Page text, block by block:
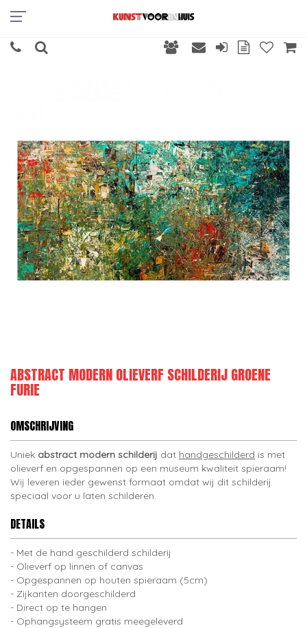
ABSTRACT MODERN OLIEVERF SCHILDERIJ GROENE
FURIE
OMSCHRIJVING
Uniek abstract modern schilderij dat handgeschilderd is met
olieverf en opgespannen op een museum kwaliteit spieraam!
Wij leveren ieder gewenst formaat omdat wij dit schilderij
speciaal voor u laten schilderen.
DETAILS
Met de hand geschilderd schilderij
Olieverf op linnen of canvas
Opgespannen op houten spieraam (5cm)
Zijkanten doorgeschilderd
Direct op te hangen
Ophangsysteem gratis meegeleverd